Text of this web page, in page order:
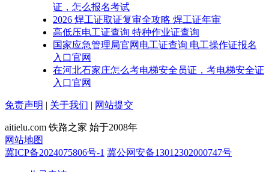
证，怎么报名考试
2026 焊工证取证复审全攻略 焊工证年审
高低压电工证查询 特种作业证查询
国家应急管理局官网电工证查询 电工操作证报名
入口官网
在河北石家庄怎么考电梯安全员证，考电梯安全证
入口官网
免责声明 | 关于我们 | 网站提交
aitielu.com 铁路之家 始于2008年
网站地图
冀ICP备2024075806号-1 冀公网安备13012302000747号